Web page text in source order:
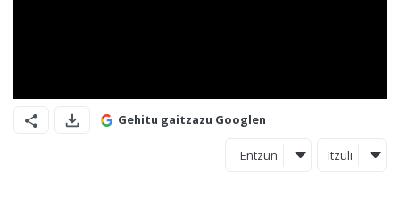
Gehitu gaitzazu Googlen
Entzun Itzuli